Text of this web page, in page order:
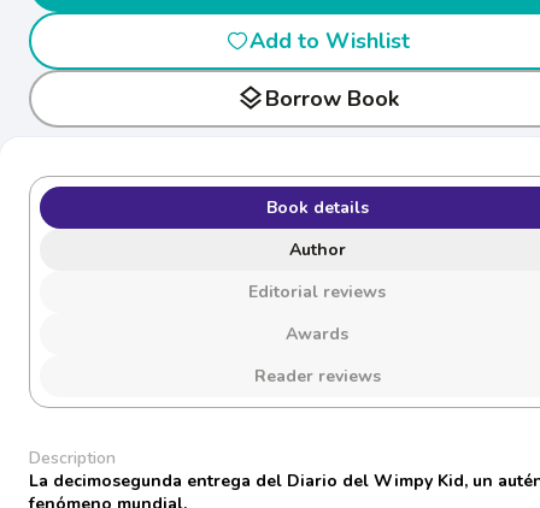
Add to Wishlist
layersBorrow Book
Book details
Author
Editorial reviews
Awards
Reader reviews
Description
La decimosegunda entrega del Diario del Wimpy Kid, un
fenómeno mundial.